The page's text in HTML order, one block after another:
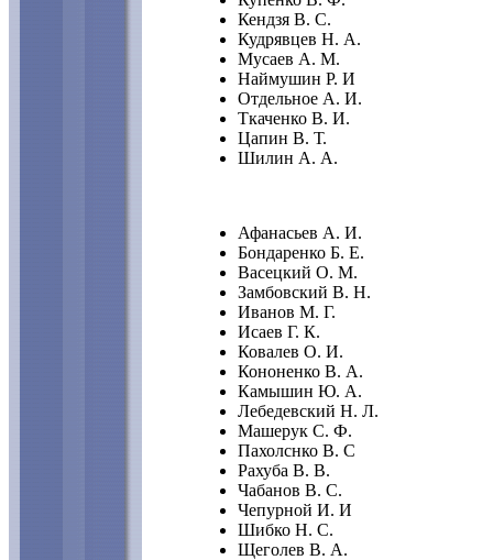
Кендзя В. С.
Кудрявцев Н. А.
Мусаев А. М.
Наймушин Р. И
Отдельное А. И.
Ткаченко В. И.
Цапин В. Т.
Шилин А. А.
Афанасьев А. И.
Бондаренко Б. Е.
Васецкий О. М.
Замбовский В. Н.
Иванов М. Г.
Исаев Г. К.
Ковалев О. И.
Кононенко В. А.
Камышин Ю. А.
Лебедевский Н. Л.
Машерук С. Ф.
Пахолснко В. С
Рахуба В. В.
Чабанов В. С.
Чепурной И. И
Шибко Н. С.
Щеголев В. А.